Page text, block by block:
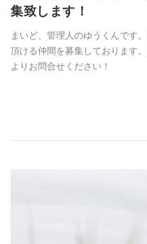
集致します！
まいど、管理人のゆうくんです
頂ける仲間を募集しております
よりお問合せください！